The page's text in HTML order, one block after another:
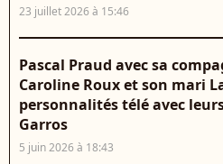
23 juillet 2026 à 15:46
Pascal Praud avec sa
Caroline Roux et son mari
personnalités télé avec
Garros
5 juin 2026 à 18:43